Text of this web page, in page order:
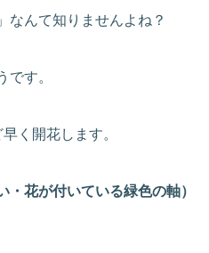
なんて知りませんよね？
です。
く開花します。
・花が付いている緑色の軸）